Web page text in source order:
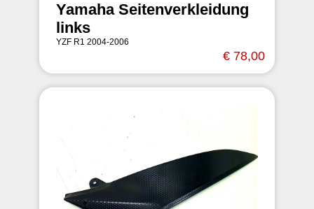
Yamaha Seitenverkleidung
links
YZF R1 2004-2006
€ 78,00